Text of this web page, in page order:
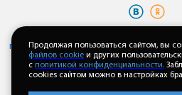
персональных данныхи
когда оставляете свои данные в
сайте
Продолжая пользоваться сайтом, вы
файлов cookie и других
с политикой конфиденциальности.
cookies сайтом можно в настройках